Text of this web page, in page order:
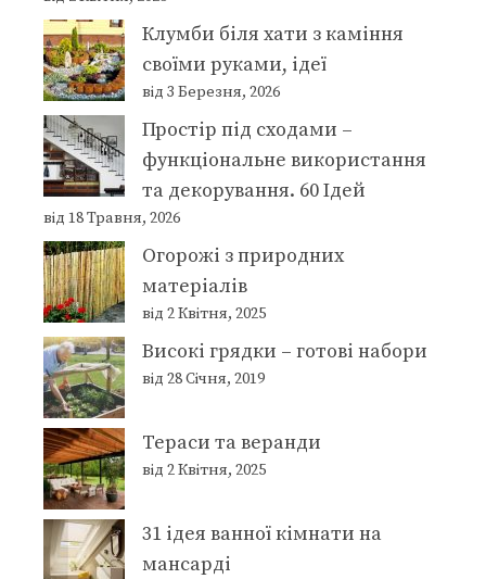
Клумби біля хати з каміння
своїми руками, ідеї
від 3 Березня, 2026
Простір під сходами –
функціональне використання
та декорування. 60 Ідей
від 18 Травня, 2026
Огорожі з природних
матеріалів
від 2 Квітня, 2025
Високі грядки – готові набори
від 28 Січня, 2019
Тераси та веранди
від 2 Квітня, 2025
31 ідея ванної кімнати на
мансарді